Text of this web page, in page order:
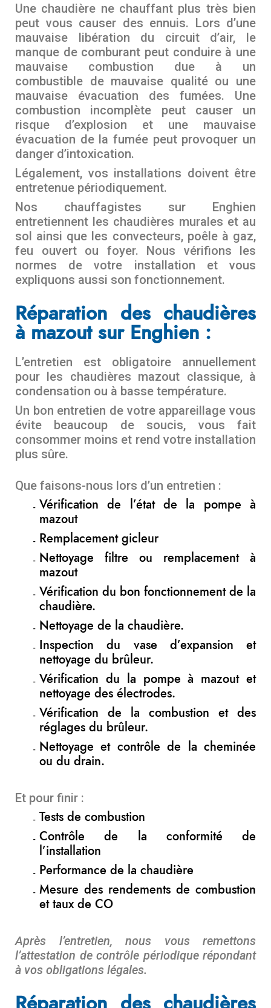
Une chaudière ne chauffant plus très bien
peut vous causer des ennuis. Lors d’une
mauvaise libération du circuit d’air, le
manque de comburant peut conduire à une
mauvaise combustion due à un
combustible de mauvaise qualité ou une
mauvaise évacuation des fumées. Une
combustion incomplète peut causer un
risque d’explosion et une mauvaise
évacuation de la fumée peut provoquer un
danger d’intoxication.
Légalement, vos installations doivent être
entretenue périodiquement.
Nos chauffagistes sur Enghien
entretiennent les chaudières murales et au
sol ainsi que les convecteurs, poêle à gaz,
feu ouvert ou foyer. Nous vérifions les
normes de votre installation et vous
expliquons aussi son fonctionnement.
Réparation des chaudières
à mazout sur Enghien :
L’entretien est obligatoire annuellement
pour les chaudières mazout classique, à
condensation ou à basse température.
Un bon entretien de votre appareillage vous
évite beaucoup de soucis, vous fait
consommer moins et rend votre installation
plus sûre.
Que faisons-nous lors d’un entretien :
Vérification de l’état de la pompe à
mazout
Remplacement gicleur
Nettoyage filtre ou remplacement à
mazout
Vérification du bon fonctionnement de la
chaudière.
Nettoyage de la chaudière.
Inspection du vase d’expansion et
nettoyage du brûleur.
Vérification du la pompe à mazout et
nettoyage des électrodes.
Vérification de la combustion et des
réglages du brûleur.
Nettoyage et contrôle de la cheminée
ou du drain.
Et pour finir :
Tests de combustion
Contrôle de la conformité de
l’installation
Performance de la chaudière
Mesure des rendements de combustion
et taux de CO
Après l’entretien, nous vous remettons
l’attestation de contrôle périodique répondant
à vos obligations légales.
Réparation des chaudières